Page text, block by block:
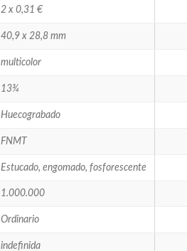
2 x 0,31 €
40,9 x 28,8 mm
multicolor
13¾
Huecograbado
FNMT
Estucado, engomado, fosforescente
1.000.000
Ordinario
indefinida